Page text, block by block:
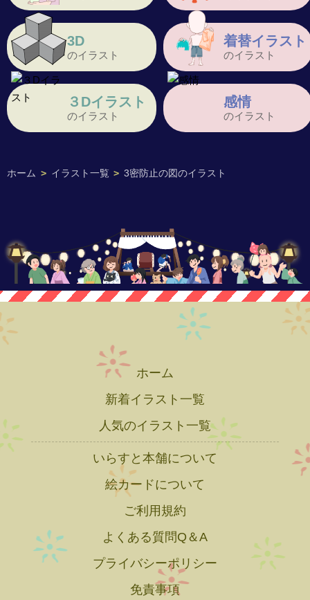
ホーム > イラスト一覧 > 3密防止の図のイラスト
3D
のイラスト
着替イラスト
のイラスト
３Dイラスト
のイラスト
感情
のイラスト
ホーム
新着イラスト一覧
人気のイラスト一覧
いらすと本舗について
絵カードについて
ご利用規約
よくある質問Q＆A
プライバシーポリシー
免責事項